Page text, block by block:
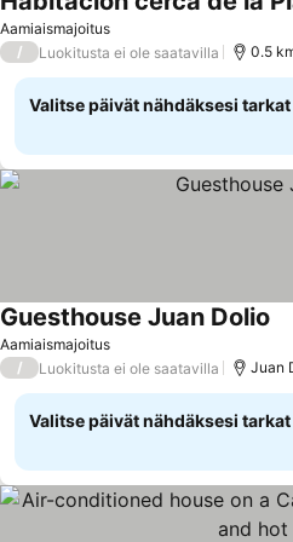
Aamiaismajoitus
/ Luokitusta ei ole saatavilla 0.5
Valitse päivät nähdäksesi
Aamiaismajoitus
Guesthouse Juan Dolio
/ Luokitusta ei ole saatavilla Juan
Valitse päivät nähdäksesi